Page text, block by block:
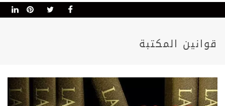
قوانين المكتبة